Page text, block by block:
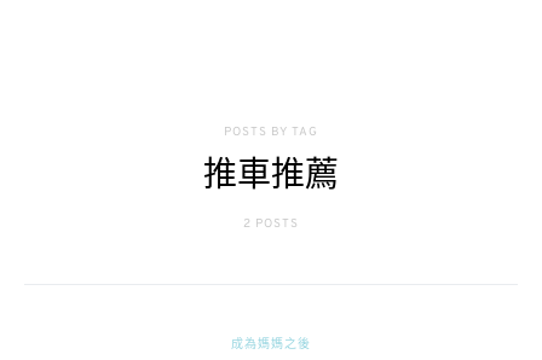
POSTS BY TAG
推車推薦
2 POSTS
成為媽媽之後